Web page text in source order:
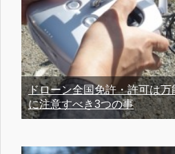
ドローン全国免許・許可は
に注意すべき3つの事